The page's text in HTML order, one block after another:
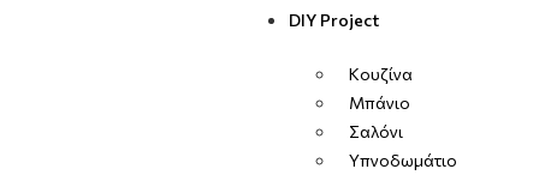
DIY Project
Κουζίνα
Μπάνιο
Σαλόνι
Υπνοδωμάτιο